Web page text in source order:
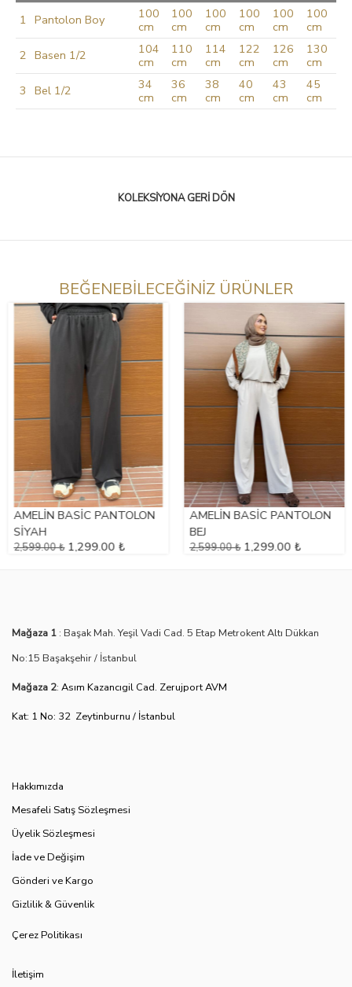
1 Pantolon Boy
100
cm
100
cm
100
cm
100
cm
100
cm
100
cm
2 Basen 1/2
104
cm
110
cm
114
cm
122
cm
126
cm
130
cm
3 Bel 1/2
34
cm
36
cm
38
cm
40
cm
43
cm
45
cm
KOLEKSIYONA GERI DÖN
BEĞENEBİLECEĞİNİZ ÜRÜNLER
AMELİN BASİC PANTOLON
SİYAH
2,599.00 ₺ 1,299.00 ₺
AMELİN BASİC PANTOLON
BEJ
2,599.00 ₺ 1,299.00 ₺
Mağaza 1 : Başak Mah. Yeşil Vadi Cad. 5 Etap Metrokent Altı Dükkan
No:15 Başakşehir / İstanbul
Mağaza 2: Asım Kazancıgil Cad. Zerujport AVM
Kat: 1 No: 32 Zeytinburnu / İstanbul
Hakkımızda
Mesafeli Satış Sözleşmesi
Üyelik Sözleşmesi
İade ve Değişim
Gönderi ve Kargo
Gizlilik & Güvenlik
Çerez Politikası
İletişim